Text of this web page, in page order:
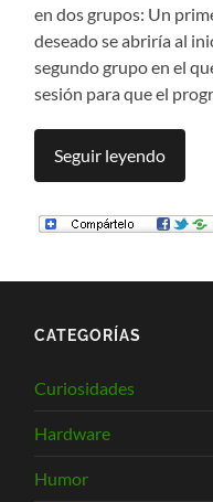
en dos grupos: Un
deseado se abriría al
segundo grupo en el
sesión para que el
Seguir leyendo
CATEGORÍAS
Curiosidades
Hardware
Humor